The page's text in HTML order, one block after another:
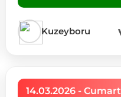
Kuzeyboru
14.03.2026 -